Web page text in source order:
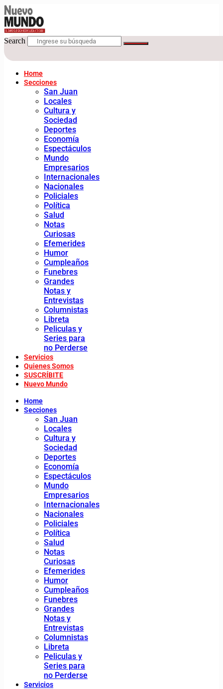
Search
Home
Secciones
San Juan
Locales
Cultura y
Sociedad
Deportes
Economía
Espectáculos
Mundo
Empresarios
Internacionales
Nacionales
Policiales
Política
Salud
Notas
Curiosas
Efemerides
Humor
Cumpleaños
Funebres
Grandes
Notas y
Entrevistas
Columnistas
Libreta
Peliculas y
Series para
no Perderse
Servicios
Quienes Somos
SUSCRÍBITE
Nuevo Mundo
Home
Secciones
San Juan
Locales
Cultura y
Sociedad
Deportes
Economía
Espectáculos
Mundo
Empresarios
Internacionales
Nacionales
Policiales
Política
Salud
Notas
Curiosas
Efemerides
Humor
Cumpleaños
Funebres
Grandes
Notas y
Entrevistas
Columnistas
Libreta
Peliculas y
Series para
no Perderse
Servicios